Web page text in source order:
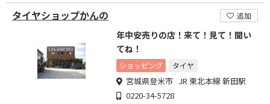
タイヤショップかんの 追加
年中安売りの店！来て！見て！聞い
てね！
ショッピング タイヤ
宮城県登米市 JR 東北本線 新田駅
0220-34-5728